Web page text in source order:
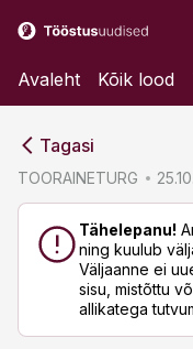
Avaleht Kõik lood
Tagasi
TOORAINETURG
Tähelepanu!
ning kuulub
Väljaanne ei
sisu, mistõttu
allikatega